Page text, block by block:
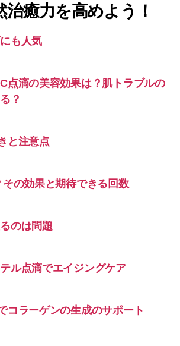
治癒力を高めよう！
も人気
点滴の美容効果は？肌トラブルの
？
と注意点
の効果と期待できる回数
のは問題
ル点滴でエイジングケア
コラーゲンの生成のサポート